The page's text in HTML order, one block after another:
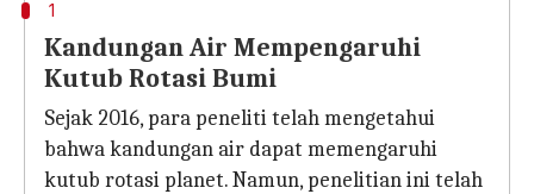
1
Kandungan Air Mempengaruhi
Kutub Rotasi Bumi
Sejak 2016, para peneliti telah mengetahui
bahwa kandungan air dapat memengaruhi
kutub rotasi planet. Namun, penelitian ini telah